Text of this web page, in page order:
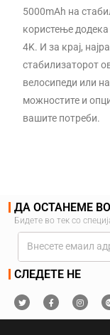
5000mAh на
користење
4K. И за крај,
стабилизаторот
велосипеди или
можностите и
вашите потреби.
ДА ОСТАНЕМЕ
Бидете во тек со
СЛЕДЕТЕ НЕ